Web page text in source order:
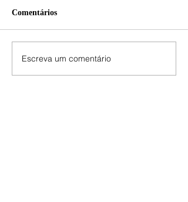
Comentários
Escreva um comentário